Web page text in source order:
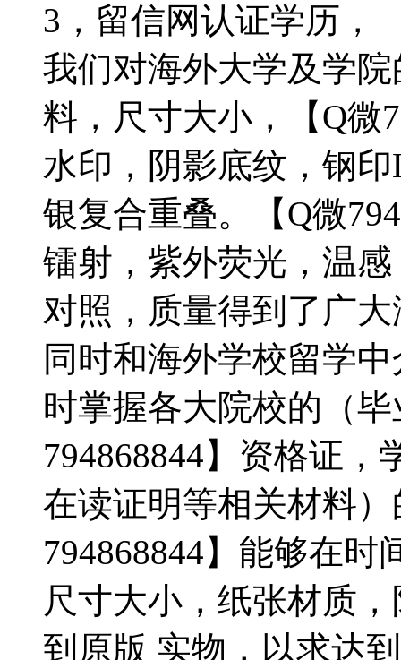
3，留信网认证学历，
我们对海外大学及学
料，尺寸大小，【Q微
水印，阴影底纹，钢
银复合重叠。【Q微
镭射，紫外荧光，温
对照，质量得到了广
同时和海外学校留学
时掌握各大院校的（
794868844】资格证
在读证明等相关材料
794868844】能够在
尺寸大小，纸张材质
到原版 实物，以求达